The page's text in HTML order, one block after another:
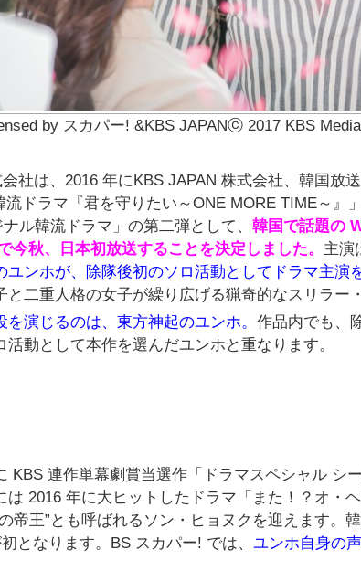
by スカパー! &KBS JAPANⓒ 2017 KBS
社は、2016 年にKBS JAPAN 株式会社、韓国放
ドラマ『君を守りたい～ONE MORE TIME～』
ル韓流ドラマ」の第二弾として、 韓国で話題の
今秋、日本初放送することを決定しました。 主演
ユンホが、除隊後初のソロ活動としてドラマ主演
と二重人格の女子が繰り広げる猟奇的なスリラー
演じるのは、東方神起のユンホ。 作品内でも、
活動として本作を選んだユンホと重なります。
KBS 連作単幕劇賞当選作「ドラマスペシャル シ
は 2016 年に大ヒットしたドラマ「また！？オ・
帝王”とも呼ばれるソン・ヒョヌクを迎えます。
となります。BS スカパー! では、 ユンホ自身の